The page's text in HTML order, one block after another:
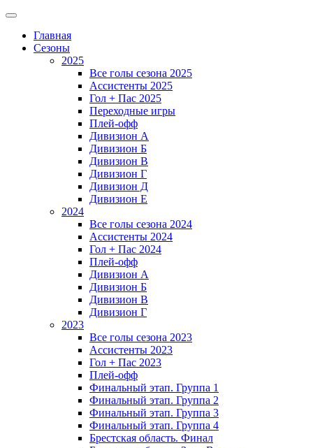
Главная
Сезоны
2025
Все голы сезона 2025
Ассистенты 2025
Гол + Пас 2025
Переходные игры
Плей-офф
Дивизион A
Дивизион Б
Дивизион В
Дивизион Г
Дивизион Д
Дивизион Е
2024
Все голы сезона 2024
Ассистенты 2024
Гол + Пас 2024
Плей-офф
Дивизион A
Дивизион Б
Дивизион В
Дивизион Г
2023
Все голы сезона 2023
Ассистенты 2023
Гол + Пас 2023
Плей-офф
Финальный этап. Группа 1
Финальный этап. Группа 2
Финальный этап. Группа 3
Финальный этап. Группа 4
Брестская область. Финал